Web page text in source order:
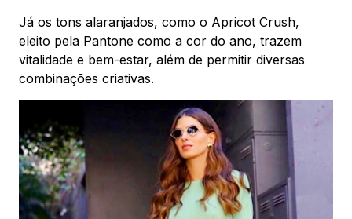
Já os tons alaranjados, como o Apricot Crush,
eleito pela Pantone como a cor do ano, trazem
vitalidade e bem-estar, além de permitir diversas
combinações criativas.